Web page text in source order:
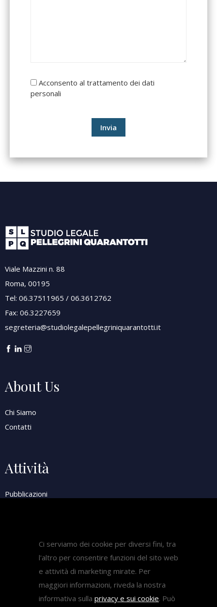
Ci serviamo dei cookie per diversi fini, tra
l'altro per consentire funzioni del sito web
e attività di marketing mirate. Per
maggiori informazioni, riveda la nostra
informativa sulla privacy e sui cookie. Può
Acconsento al trattamento dei dati
personali
Invia
Viale Mazzini n. 88
Roma, 00195
Tel: 06.37511965 / 06.3612762
Fax: 06.3227659
segreteria@studiolegalepellegriniquarantotti.it
About Us
Chi Siamo
Contatti
Attività
Pubblicazioni
Ricorsi
Ricorsi Test Medicina 2024